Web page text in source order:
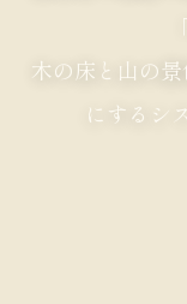
木の床と山の
にするシ